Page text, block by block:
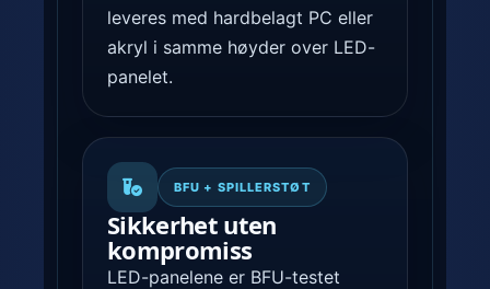
leveres med hardbelagt PC eller
akryl i samme høyder over LED-
panelet.
BFU + SPILLERSTØT
Sikkerhet uten
kompromiss
LED-panelene er BFU-testet